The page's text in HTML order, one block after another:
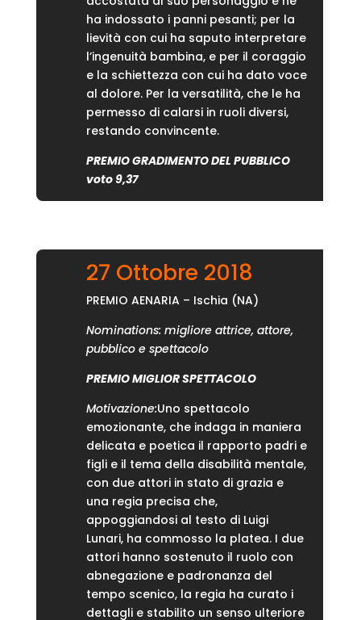
ha indossato i panni pesanti; per la
lievità con cui ha saputo interpretare
l’ingenuità bambina, e per il coraggio
e la schiettezza con cui ha dato voce
al dolore. Per la versatilità, che le ha
permesso di calarsi in ruoli diversi,
restando convincente.
PREMIO GRADIMENTO DEL PUBBLICO
voto 9,37
27 Ottobre 2018
PREMIO AENARIA – Ischia (NA)
Nominations: migliore attrice, attore,
pubblico e spettacolo
PREMIO MIGLIOR SPETTACOLO
Motivazione:Uno spettacolo
emozionante, che indaga in maniera
delicata e poetica il rapporto padri e
figli e il tema della disabilità mentale,
con due attori in stato di grazia e
una regia precisa che,
appoggiandosi al testo di Luigi
Lunari, ha commosso la platea. I due
attori hanno sostenuto il ruolo con
abnegazione e padronanza del
tempo scenico, la regia ha curato i
dettagli e stabilito un senso ulteriore